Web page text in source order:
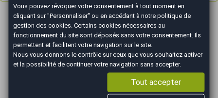
ILS PARLENT DE NOUS
Vous pouvez révoquer votre consentement à tout moment en
cliquant sur "Personnaliser" ou en accédant à notrepolitique de
gestion des cookies . Certains cookies nécessaires au
fonctionnement du site sont déposés sans votre consentement. Ils
permettent et facilitent votre navigation sur le site.
Nous vous donnons le contrôle sur ceux que vous souhaitez activer
et la possibilité de continuer votre navigation sans accepter.
Tout accepter